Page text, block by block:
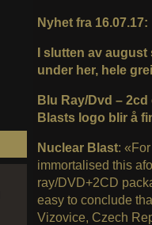
Nyhet fra 16.07.17:
I slutten av
under her, hele
Blu Ray/Dvd –
Blasts logo blir å
Nuclear Blast:
immortalised this
ray/DVD+2CD
easy to conclude
Vizovice, Czech